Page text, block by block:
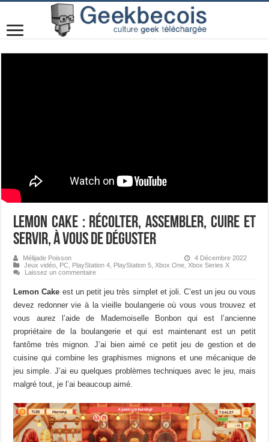
Lemon Cake : récolter, assembler, cuire et
servir, à vous de déguster
Mélijade Poisson
4 Décembre 2022
Jeux vidéo PC PlayStation 4 PlayStation 5 ,Xbox One ,Xbox Series X
Laissez un commentaire
Lemon Cake est un petit jeu très simplet et joli. C’est un jeu ou vous
devez redonner vie à lavieille boulangerieoù vous vous trouvez et
vous aurez l’aide de
MademoiselleBonbon qui est l’ancienne
propriétaire de la boulangerie et qui est maintenant est un petit
fantôme très mignon. J’ai bien aimé ce petit jeu de gestion et de
cuisine qui combine les graphismes mignons et une mécanique de
jeu simple. J’ai eu quelques problèmes techniques avec le jeu, mais
malgré tout, je l’ai beaucoup aimé.